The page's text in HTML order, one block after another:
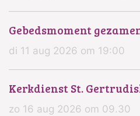
Gebedsmoment
di 11 aug 2026 om 19:00
Kerkdienst St.
zo 16 aug 2026 om 09.30